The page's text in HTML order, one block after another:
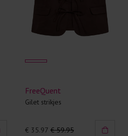
FreeQuent
Gilet strikjes
€ 35.97 € 59.95